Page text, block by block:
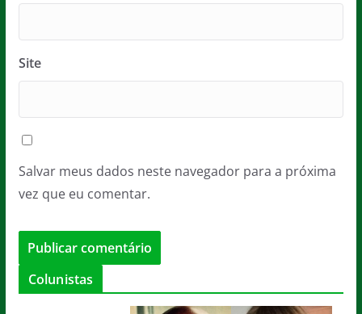
Site
Salvar meus dados neste navegador para a próxima
vez que eu comentar.
Colunistas